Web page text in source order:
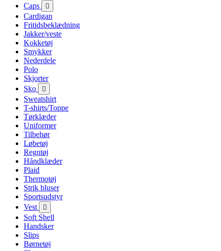
Caps

Cardigan
Fritidsbeklædning
Jakker/veste
Kokketøj
Smykker
Nederdele
Polo
Skjorter
Sko

Sweatshirt
T-shirts/Toppe
Tørklæder
Uniformer
Tilbehør
Løbetøj
Regntøj
Håndklæder
Plaid
Thermotøj
Strik bluser
Sportsudstyr
Vest

Soft Shell
Handsker
Slips
Børnetøj